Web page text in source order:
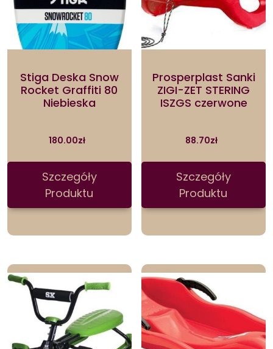
Stiga Deska Snow
Rocket Graffiti 80
Niebieska
180.00zł
Szczegóły
Produktu
Prosperplast Sanki
ZIGI-ZET STERING
ISZGS czerwone
88.70zł
Szczegóły
Produktu